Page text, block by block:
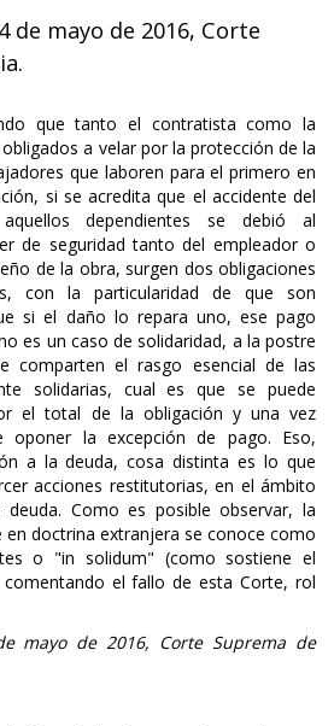
de mayo de 2016, Corte
que tanto el contratista como la
a velar por la protección de la
que laboren para el primero en
si se acredita que el accidente del
dependientes se debió al
de seguridad tanto del empleador o
de la obra, surgen dos obligaciones
con la particularidad de que son
si el daño lo repara uno, ese pago
es un caso de solidaridad, a la postre
comparten el rasgo esencial de las
solidarias, cual es que se puede
el total de la obligación y una vez
oponer la excepción de pago. Eso,
a la deuda, cosa distinta es lo que
acciones restitutorias, en el ámbito
Como es posible observar, la
en doctrina extranjera se conoce como
o "in solidum" (como sostiene el
el fallo de esta Corte, rol
mayo de 2016, Corte Suprema de